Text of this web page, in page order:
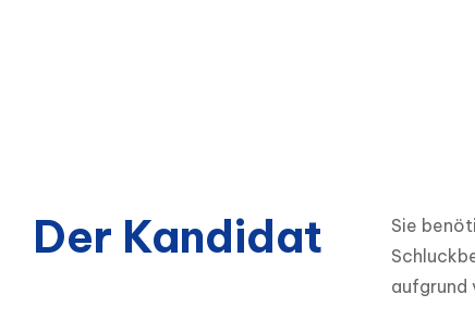
Der Kandidat
Sie
aufgrund